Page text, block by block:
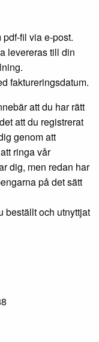
fil via e-post.
levereras till din
faktureringsdatum.
att du har rätt
att du registrerat
genom att
ringa vår
dig, men redan har
på det sätt
beställt och utnyttjat